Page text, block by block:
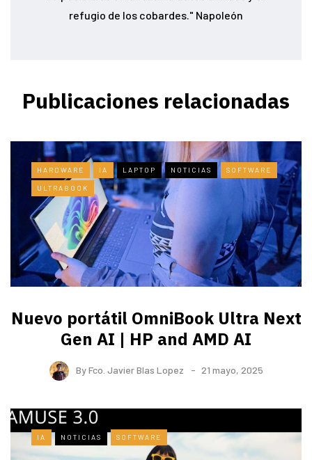
refugio de los cobardes." Napoleón
Publicaciones relacionadas
HARDWARE IA LAPTOP NOTICIAS SOFTWARE
ULTRABOOK
Nuevo portátil OmniBook Ultra ​Next
Gen AI | HP and AMD AI
ByFco. Javier Blas Lopez 21 mayo, 2025
IA NOTICIAS SOFTWARE